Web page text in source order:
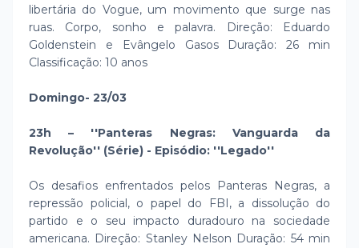
libertária do Vogue, um movimento que surge nas
ruas. Corpo, sonho e palavra. Direção: Eduardo
Goldenstein e Evângelo Gasos Duração: 26 min
Classificação: 10 anos
Domingo- 23/03
23h – ''Panteras Negras: Vanguarda da
Revolução'' (Série) - Episódio: ''Legado''
Os desafios enfrentados pelos Panteras Negras, a
repressão policial, o papel do FBI, a dissolução do
partido e o seu impacto duradouro na sociedade
americana. Direção: Stanley Nelson Duração: 54 min